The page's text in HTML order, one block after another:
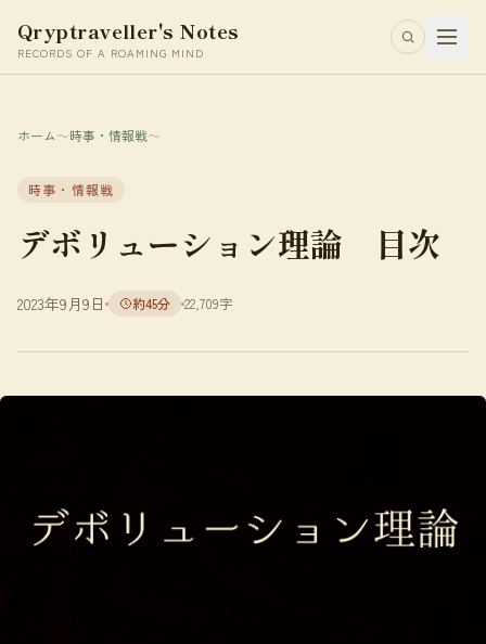
Qryptraveller's Notes
RECORDS OF A ROAMING MIND
ホーム〜時事・情報戦〜
時事・情報戦
デボリューション理論 目次
2023年9月9日 約45分 22,709字